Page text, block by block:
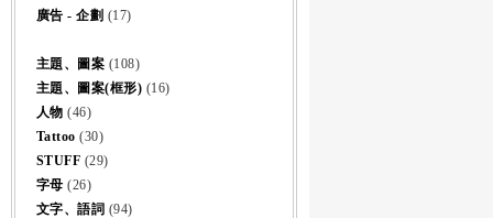
廣告 - 企劃 (17)
主題、圖案 (108)
主題、圖案(框形) (16)
人物 (46)
Tattoo (30)
STUFF (29)
字母 (26)
文字、語詞 (94)